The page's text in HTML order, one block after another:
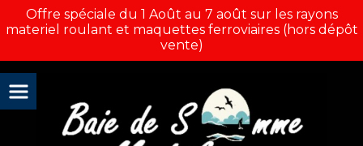
Offre spéciale du 1 Août au 7 août sur les rayons
materiel roulant et maquettes ferroviaires (hors dépôt
vente)
Panneau de gestion des cookies